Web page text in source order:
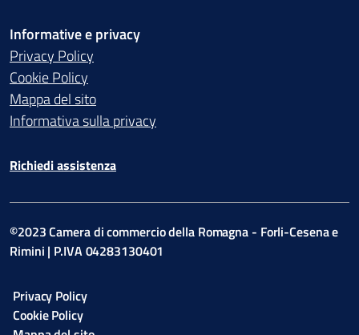
Informative e privacy
Privacy Policy
Cookie Policy
Mappa del sito
Informativa sulla privacy
Richiedi assistenza
©2023 Camera di commercio della Romagna - Forli-Cesena e
Rimini | P.IVA 04283130401
Privacy Policy
Cookie Policy